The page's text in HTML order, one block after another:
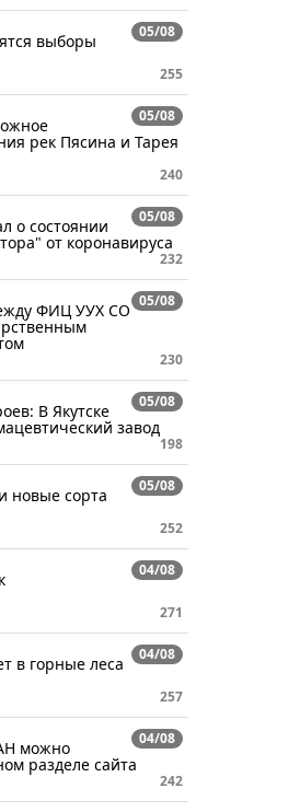
05/08
выборы
255
05/08
рек Пясина и Тарея
240
05/08
о состоянии
от коронавируса
232
05/08
ФИЦ УУХ СО
230
05/08
В Якутске
завод
198
05/08
новые сорта
252
04/08
271
04/08
в горные леса
257
04/08
можно
разделе сайта
242